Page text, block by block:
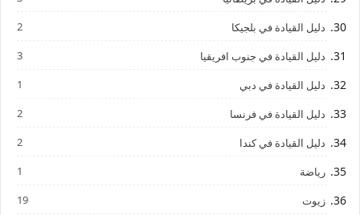
دليل القيادة في بلجيكا 2
دليل القيادة في جنوب افريقيا 3
دليل القيادة في دبي 1
دليل القيادة في فرنسا 2
دليل القيادة في كندا 2
رياضة 1
زيوت 19